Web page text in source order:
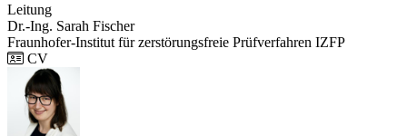
Leitung
Dr.-Ing. Sarah Fischer
Fraunhofer-Institut für zerstörungsfreie Prüfverfahren IZFP
CV